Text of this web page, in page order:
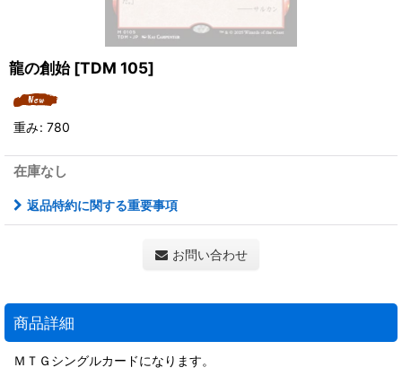
龍の創始 [TDM 105]
重み: 780
在庫なし
返品特約に関する重要事項
お問い合わせ
商品詳細
ＭＴＧシングルカードになります。